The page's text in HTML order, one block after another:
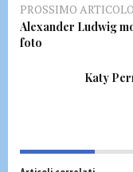
PROSSIMO ARTICOLO
Alexander Ludwig
foto
Katy